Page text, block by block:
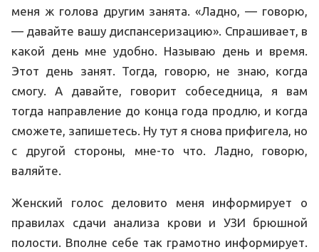
меня ж голова другим занята. «Ладно, — говорю,
— давайте вашу диспансеризацию». Спрашивает, в
какой день мне удобно. Называю день и время.
Этот день занят. Тогда, говорю, не знаю, когда
смогу. А давайте, говорит собеседница, я вам
тогда направление до конца года продлю, и когда
сможете, запишетесь. Ну тут я снова прифигела, но
с другой стороны, мне-то что. Ладно, говорю,
валяйте.
Женский голос деловито меня информирует о
правилах сдачи анализа крови и УЗИ брюшной
полости. Вполне себе так грамотно информирует.